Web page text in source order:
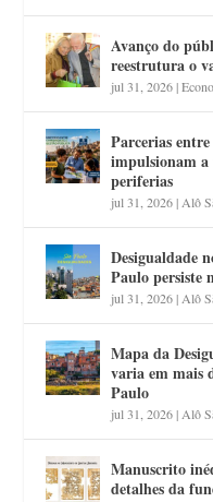
Avanço do
reestrutura o
jul 31, 2026|
Parcerias
impulsionam
periferias
jul 31, 2026| Alô
Desigualdade
Paulo persiste
jul 31, 2026| Alô
Mapa da
varia em mais
Paulo
jul 31, 2026| Alô
Manuscrito
detalhes da